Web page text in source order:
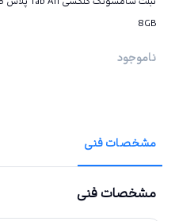
8GB
ناموجود
مشخصات فنی
مشخصات فنی